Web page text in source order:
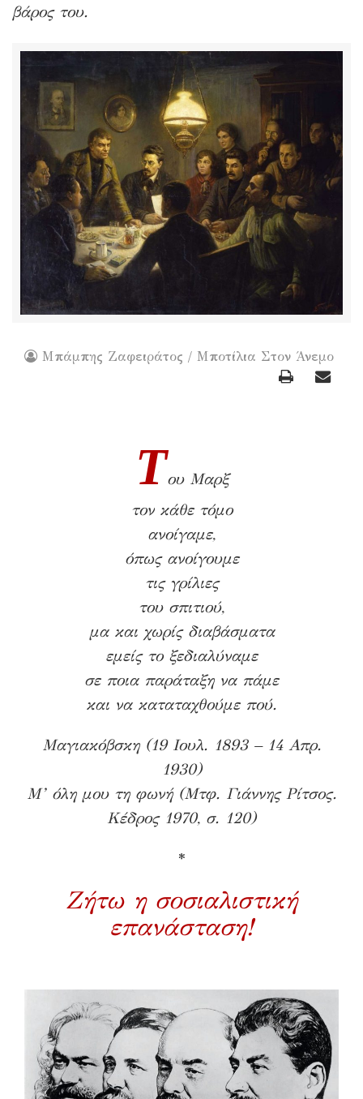
βάρος του.
Μπάμπης Ζαφειράτος / Μποτίλια Στον Άνεμο
Tου Μαρξ
τον κάθε τόμο
ανοίγαμε,
όπως ανοίγουμε
τις γρίλιες
του σπιτιού,
μα και χωρίς διαβάσματα
εμείς το ξεδιαλύναμε
σε ποια παράταξη να πάμε
και να καταταχθούμε πού.
Μαγιακόβσκη (19 Ιουλ. 1893 – 14 Απρ.
1930)
Μ’ όλη μου τη φωνή (Μτφ. Γιάννης Ρίτσος.
Κέδρος 1970, σ. 120)
*
Ζήτω η σοσιαλιστική
επανάσταση!